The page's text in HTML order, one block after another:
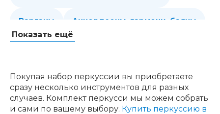
Варганы Аккордеоны, гармони, баяны
Мелодики духовые, пианики
Клавишные Сувениры, подарки
Показать ещё
Покупая набор перкуссии вы приобретаете
сразу несколько инструментов для разных
случаев. Комплект перкусси мы можем собрать
и сами по вашему выбору. Купить перкуссию в